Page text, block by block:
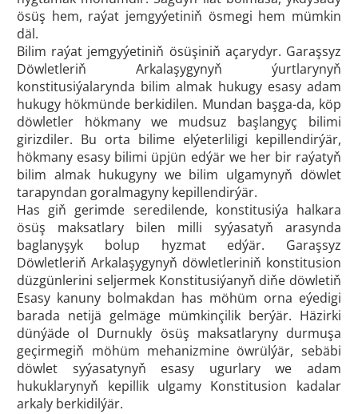
ösüş hem, raýat jemgyýetiniň ösmegi hem mümkin
däl.
Bilim raýat jemgyýetiniň ösüşiniň açarydyr. Garaşsyz
Döwletleriň Arkalaşygynyň ýurtlarynyň
konstitusiýalarynda bilim almak hukugy esasy adam
hukugy hökmünde berkidilen. Mundan başga-da, köp
döwletler hökmany we mudsuz başlangyç bilimi
girizdiler. Bu orta bilime elýeterliligi kepillendirýär,
hökmany esasy bilimi üpjün edýär we her bir raýatyň
bilim almak hukugyny we bilim ulgamynyň döwlet
tarapyndan goralmagyny kepillendirýär.
Has giň gerimde seredilende, konstitusiýa halkara
ösüş maksatlary bilen milli syýasatyň arasynda
baglanyşyk bolup hyzmat edýär. Garaşsyz
Döwletleriň Arkalaşygynyň döwletleriniň konstitusion
düzgünlerini seljermek Konstitusiýanyň diňe döwletiň
Esasy kanuny bolmakdan has möhüm orna eýedigi
barada netijä gelmäge mümkinçilik berýär. Häzirki
dünýäde ol Durnukly ösüş maksatlaryny durmuşa
geçirmegiň möhüm mehanizmine öwrülýär, sebäbi
döwlet syýasatynyň esasy ugurlary we adam
hukuklarynyň kepillik ulgamy Konstitusion kadalar
arkaly berkidilýär.